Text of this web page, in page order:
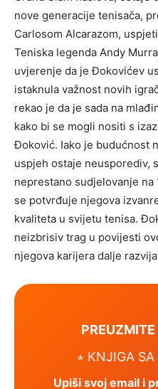
nove generacije tenisača,
Carlosom Alcarazom,
Teniska legenda Andy
uvjerenje da je Đokovićev
istaknula važnost novih
rekao je da je sada na
kako bi se mogli nositi s
Đoković. Iako je budućnost
uspjeh ostaje neusporediv,
neprestano sudjelovanje
se potvrđuje njegova
kvaliteta u svijetu tenisa.
neizbrisiv trag u povijesti
njegova karijera dalje
⋆ KNJIGA SA
Upiši svoj email i